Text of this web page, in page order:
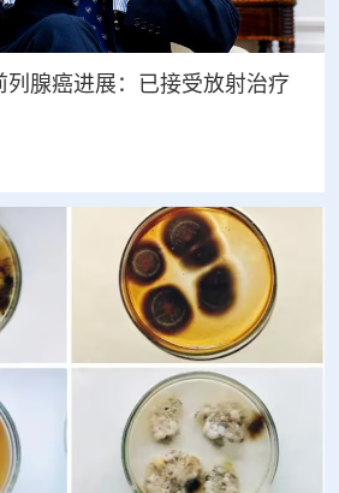
列腺癌进展：已接受放射治疗